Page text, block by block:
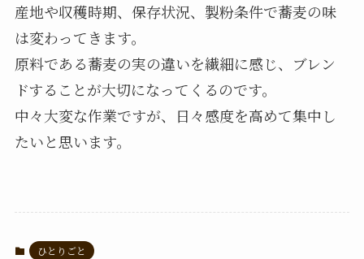
産地や収穫時期、保存状況、製粉条件で蕎麦の味
は変わってきます。
原料である蕎麦の実の違いを繊細に感じ、ブレン
ドすることが大切になってくるのです。
中々大変な作業ですが、日々感度を高めて集中し
たいと思います。
ひとりごと